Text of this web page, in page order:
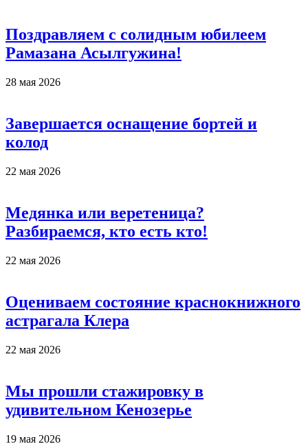
Поздравляем с солидным юбилеем
Рамазана Асылгужина!
28 мая 2026
Завершается оснащение бортей и
колод
22 мая 2026
Медянка или веретеница?
Разбираемся, кто есть кто!
22 мая 2026
Оцениваем состояние краснокнижного
астрагала Клера
22 мая 2026
Мы прошли стажировку в
удивительном Кенозерье
19 мая 2026